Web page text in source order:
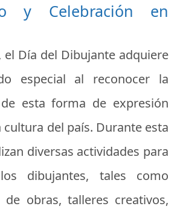
y Celebración en
el Día del Dibujante adquiere
especial al reconocer la
esta forma de expresión
cultura del país. Durante esta
diversas actividades para
dibujantes, tales como
de obras, talleres creativos,